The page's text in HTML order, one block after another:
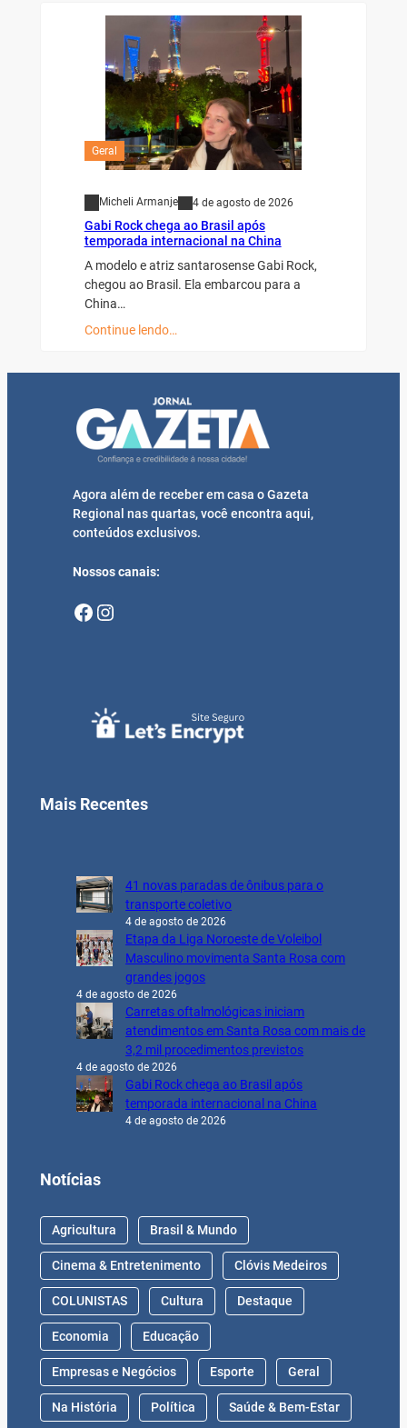
Geral
Micheli Armanje 4 de agosto de 2026
Gabi Rock chega ao Brasil após
temporada internacional na China
A modelo e atriz santarosense Gabi Rock,
chegou ao Brasil. Ela embarcou para a
China…
Continue lendo…
Agora além de receber em casa o Gazeta
Regional nas quartas, você encontra aqui,
conteúdos exclusivos.
Nossos canais:
Facebook Instagram
Mais Recentes
41 novas paradas de ônibus para o
transporte coletivo
4 de agosto de 2026
Etapa da Liga Noroeste de Voleibol
Masculino movimenta Santa Rosa com
grandes jogos
4 de agosto de 2026
Carretas oftalmológicas iniciam
atendimentos em Santa Rosa com mais de
3,2 mil procedimentos previstos
4 de agosto de 2026
Gabi Rock chega ao Brasil após
temporada internacional na China
4 de agosto de 2026
Notícias
Agricultura Brasil & Mundo
Cinema & Entretenimento Clóvis Medeiros
COLUNISTAS Cultura Destaque
Economia Educação
Empresas e Negócios Esporte Geral
Na História Política Saúde & Bem-Estar